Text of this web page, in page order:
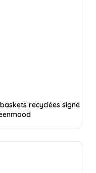
recyclées signé